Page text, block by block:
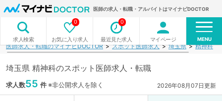
医師の求人・転職・アルバイトはマイナビDOCTOR
求人検索 お気に入り求人
0
最近見た求人
0
マイページ MENU
医師求人・転職のマイナビDOCTOR スポット医師求人 埼玉県 精神科
埼玉県 精神科のスポット医師求人・転職
求人数55 件※非公開求人を除く 2026年08月07日更新